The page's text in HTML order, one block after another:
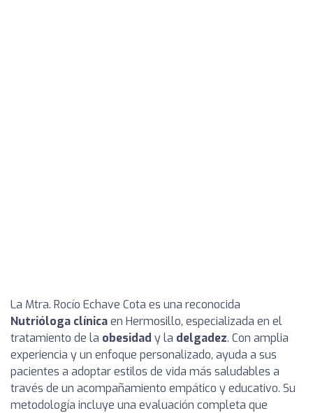
La Mtra. Rocío Echave Cota es una reconocida
Nutrióloga clínicaen Hermosillo, especializada en el
tratamiento de la obesidad y la delgadez. Con amplia
experiencia y un enfoque personalizado, ayuda a sus
pacientes a adoptar estilos de vida más saludables a
través de un acompañamiento empático y educativo. Su
metodología incluye una evaluación completa que